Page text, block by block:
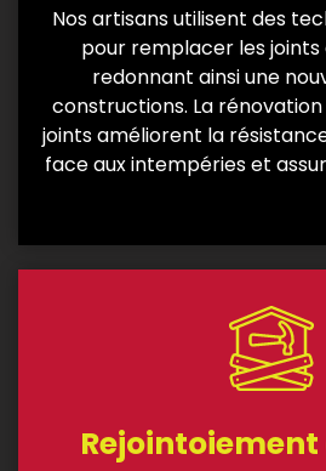
Nos artisans utilisent des
pour remplacer les
redonnant ainsi une
constructions. La
joints améliorent la
face aux intempéries et